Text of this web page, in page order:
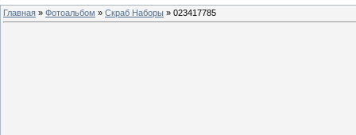
Главная » Фотоальбом » Скраб Наборы » 023417785